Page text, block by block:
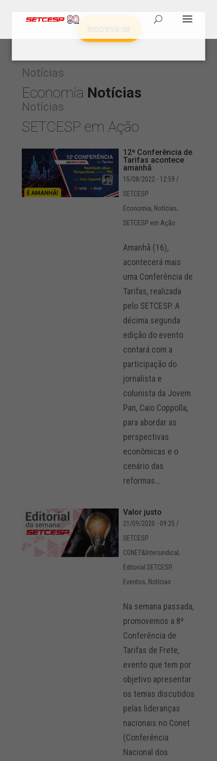
Notícias
Economia Notícias
Notícias
SETCESP em Ação
12ª Conferência de
Tarifas acontece
amanhã
15/08/2022 - 12:59 /
SETCESP
Economia, Notícias,
SETCESP em Ação
Amanhã (16),
acontecerá mais
uma Conferência de
Tarifas, realizada
pelo SETCESP. A
décima segunda
edição do evento
contará com a
participação do
jornalista e
colunista da Jovem
Pan, Caio Coppolla,
para abordar as
perspectivas
econômicas e o
cenário das
reformas...
Valor justo
21/09/2020 - 09:25 /
SETCESP
CONET&Intersindical ,
Editorial SETCESP,
Eventos, Notícias
Na semana passada,
promovemos a 8ª
Conferência de
Tarifas de Frete,
evento que tem por
objetivo apresentar
os temas discutidos
pelas lideranças
nacionais no Conet
(Conferência
Nacional dos